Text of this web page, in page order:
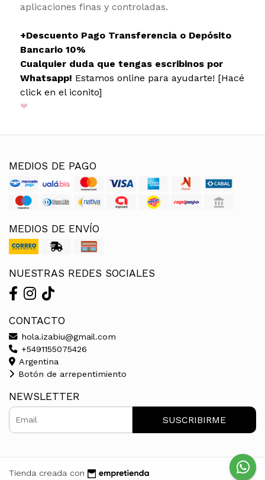
aplicaciones finas y controladas.
+Descuento Pago Transferencia o Depósito
Bancario 10%
Cualquier duda que tengas escribinos por
Whatsapp! Estamos online para ayudarte! [Hacé
click en el iconito]
❤
MEDIOS DE PAGO
MEDIOS DE ENVÍO
NUESTRAS REDES SOCIALES
CONTACTO
hola.izabiu@gmail.com
+5491155075426
Argentina
Botón de arrepentimiento
NEWSLETTER
SUSCRIBIRME
Tienda creada con